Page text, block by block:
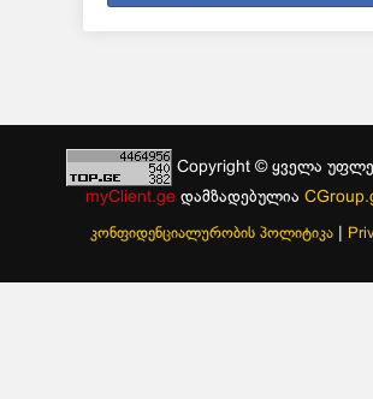
Copyright © ყველა
myClient.geდამზადებულია
კონფიდენციალურობის პოლიტიკა